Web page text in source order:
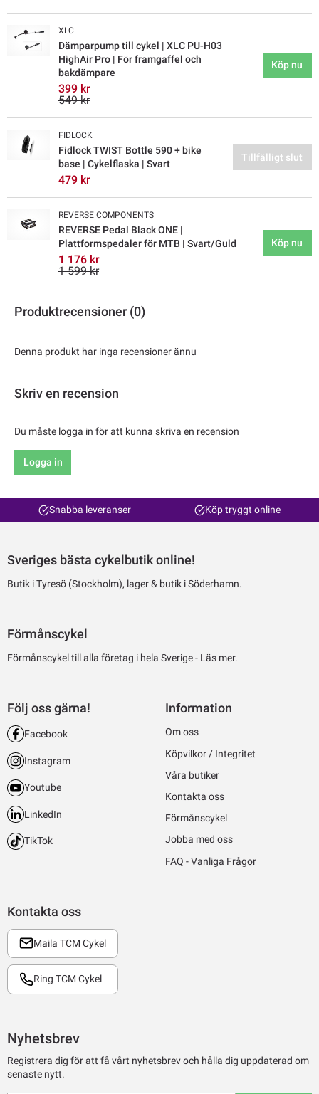
XLC
Dämparpump till cykel | XLC PU-H03
HighAir Pro | För framgaffel och
bakdämpare
399 kr
549 kr
Köp nu
FIDLOCK
Fidlock TWIST Bottle 590 + bike
base | Cykelflaska | Svart
479 kr
Tillfälligt slut
REVERSE COMPONENTS
REVERSE Pedal Black ONE |
Plattformspedaler för MTB | Svart/Guld
1 176 kr
1 599 kr
Köp nu
Produktrecensioner (0)
Denna produkt har inga recensioner ännu
Skriv en recension
Du måste logga in för att kunna skriva en recension
Logga in
Snabba leveranser Köp tryggt online
Sveriges bästa cykelbutik online!
Butik i Tyresö (Stockholm), lager & butik i Söderhamn.
Förmånscykel
Förmånscykel till alla företag i hela Sverige - Läs mer.
Kontakta oss
Maila TCM Cykel
Ring TCM Cykel
Följ oss gärna!
Facebook
Instagram
Youtube
LinkedIn
TikTok
Information
Om oss
Köpvilkor / Integritet
Våra butiker
Kontakta oss
Förmånscykel
Jobba med oss
FAQ - Vanliga Frågor
Nyhetsbrev
Registrera dig för att få vårt nyhetsbrev och hålla dig uppdaterad om
senaste nytt.